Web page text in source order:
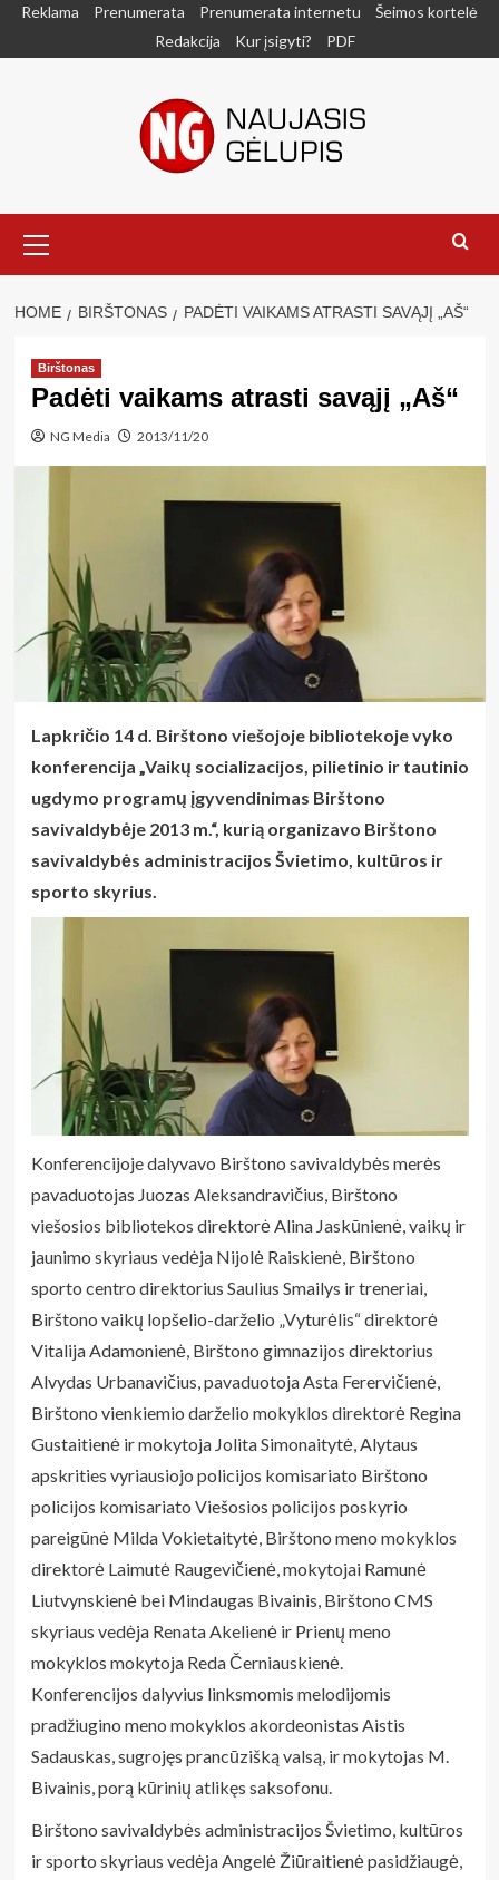
SkipReklama Prenumerata Prenumerata internetu
Šeimos kortelė
Redakcija
Kur įsigyti? PDF
Menu
HOME BIRŠTONAS PADĖTI VAIKAMS ATRASTI SAVĄJĮ „AŠ“
Birštonas
Padėti vaikams atrasti savąjį „Aš“
NG Media 2013/11/20
Lapkričio 14 d. Birštono viešojoje bibliotekoje vyko
konferencija „Vaikų socializacijos, pilietinio ir tautinio
ugdymo programų įgyvendinimas Birštono
savivaldybėje 2013 m.“, kurią organizavo Birštono
savivaldybės administracijos Švietimo, kultūros ir
sporto skyrius.
Konferencijoje dalyvavo Birštono savivaldybės merės
pavaduotojas Juozas Aleksandravičius, Birštono
viešosios bibliotekos direktorė Alina Jaskūnienė, vaikų ir
jaunimo skyriaus vedėja Nijolė Raiskienė, Birštono
sporto centro direktorius Saulius Smailys ir treneriai,
Birštono vaikų lopšelio-darželio „Vyturėlis“ direktorė
Vitalija Adamonienė, Birštono gimnazijos direktorius
Alvydas Urbanavičius, pavaduotoja Asta Ferervičienė,
Birštono vienkiemio darželio mokyklos direktorė Regina
Gustaitienė ir mokytoja Jolita Simonaitytė, Alytaus
apskrities vyriausiojo policijos komisariato Birštono
policijos komisariato Viešosios policijos poskyrio
pareigūnė Milda Vokietaitytė, Birštono meno mokyklos
direktorė Laimutė Raugevičienė, mokytojai Ramunė
Liutvynskienė bei Mindaugas Bivainis, Birštono CMS
skyriaus vedėja Renata Akelienė ir Prienų meno
mokyklos mokytoja Reda Černiauskienė.
Konferencijos dalyvius linksmomis melodijomis
pradžiugino meno mokyklos akordeonistas Aistis
Sadauskas, sugrojęs prancūzišką valsą, ir mokytojas M.
Bivainis, porą kūrinių atlikęs saksofonu.
Birštono savivaldybės administracijos Švietimo, kultūros
ir sporto skyriaus vedėja Angelė Žiūraitienė pasidžiaugė,